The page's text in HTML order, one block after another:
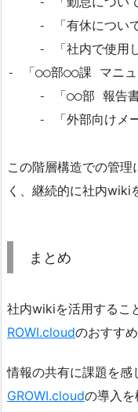
- 「○○部○○課 マニュ
- 「外部向け
この階層構造での管
く、継続的に社内wiki
まとめ
社内wikiを活用するこ
ROWI.cloudのおすす
情報の共有に課題を
GROWI.cloudの導入を